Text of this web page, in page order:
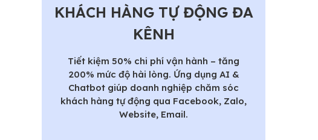
KHÁCH HÀNG TỰ ĐỘNG ĐA
KÊNH
Tiết kiệm 50% chi phí vận hành – tăng
200% mức độ hài lòng. Ứng dụng AI &
Chatbot giúp doanh nghiệp chăm sóc
khách hàng tự động qua Facebook, Zalo,
Website, Email.